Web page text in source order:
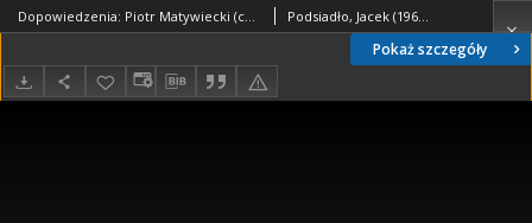
Pokaż szczegóły
Dopowiedzenia: Piotr Matywiecki (całość rozmowy) Podsiadło, Jacek (1964- )